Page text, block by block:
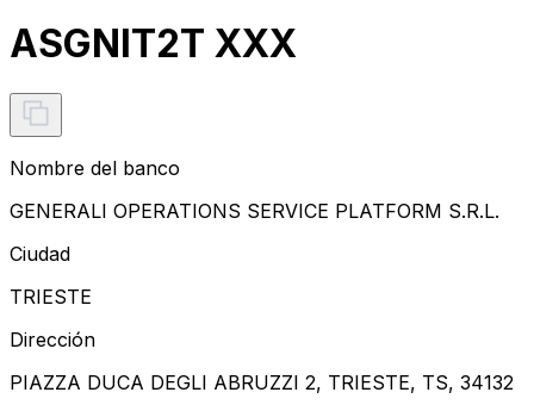
ASGNIT2T XXX
Nombre del banco
GENERALI OPERATIONS SERVICE PLATFORM S.R.L.
Ciudad
TRIESTE
Dirección
PIAZZA DUCA DEGLI ABRUZZI 2, TRIESTE, TS, 34132